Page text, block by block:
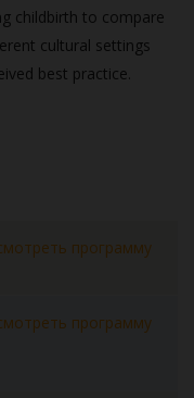
childbirth to compare
cultural settings
best practice.
программу
программу